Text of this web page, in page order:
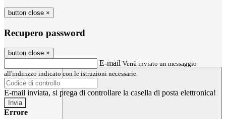
button close ×
Recupero password
button close ×
E-mail Verrà inviato un messaggio
all'indirizzo indicato con le istruzioni necessarie.
E-mail inviata, si prega di controllare la casella di posta elettronica!
Errore